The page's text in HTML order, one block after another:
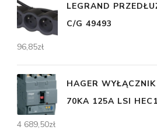
LEGRAND
C/G 49493
96,85zł
HAGER
70KA 125A LSI
4 689,50zł